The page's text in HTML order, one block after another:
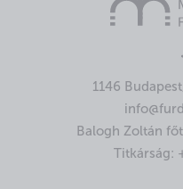
1146
Balogh Zoltán
Titkárság: